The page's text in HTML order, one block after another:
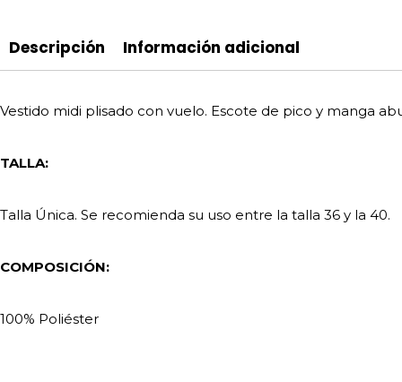
Descripción Información adicional
Vestido midi plisado con vuelo. Escote de pico y manga
TALLA:
Talla Única. Se recomienda su uso entre la talla 36 y la 40.
COMPOSICIÓN:
100% Poliéster